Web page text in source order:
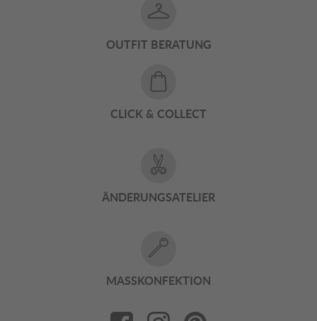
OUTFIT BERATUNG
CLICK & COLLECT
ÄNDERUNGSATELIER
MASSKONFEKTION